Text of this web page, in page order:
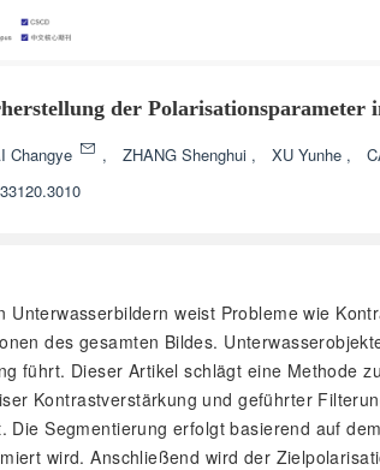
der
Changye , ZHANG Shenghui , XU Yunhe ,
Unterwasserbildern weist Probleme wie
des gesamten Bildes.
führt. Dieser Artikel schlägt eine Methode
Kontrastverstärkung und geführter
Die Segmentierung erfolgt basierend auf
wird. Anschließend wird der